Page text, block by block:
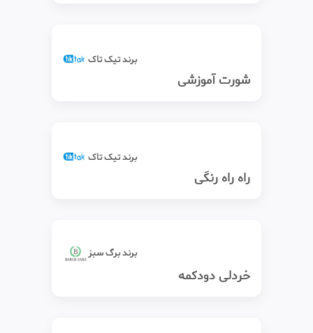
برند تیک‌ تاک
شورت آموزشی
برند تیک‌ تاک
راه راه رنگی
برند برگ سبز
خردلی دودکمه